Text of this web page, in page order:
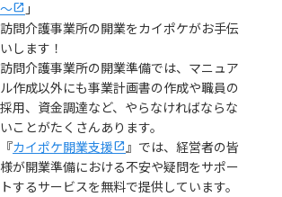
～
」
訪問介護事業所の開業をカイポケがお手伝
いします！
訪問介護事業所の開業準備では、マニュア
ル作成以外にも事業計画書の作成や職員の
採用、資金調達など、やらなければならな
いことがたくさんあります。
『カイポケ開業支援
』では、経営者の皆
様が開業準備における不安や疑問をサポー
トするサービスを無料で提供しています。